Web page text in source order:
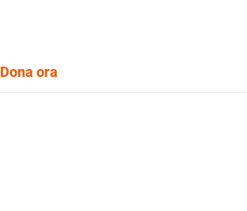
Dona ora